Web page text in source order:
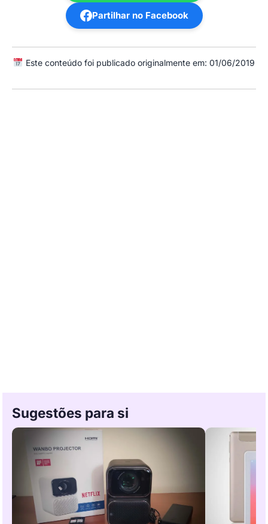
Partilhar no Facebook
Este conteúdo foi publicado originalmente em: 01/06/2019
Sugestões para si